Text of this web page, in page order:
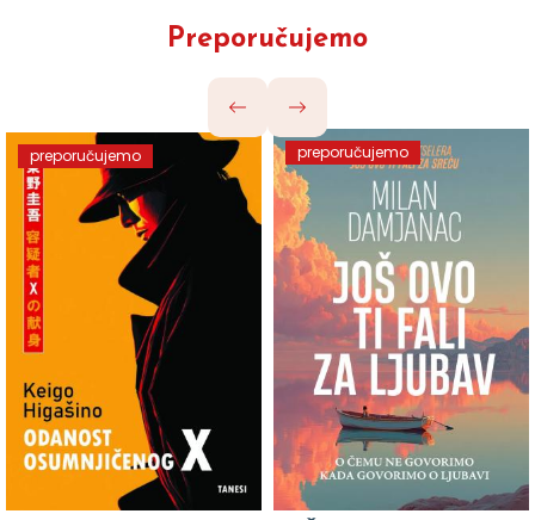
Preporučujemo
preporučujemo preporučujemo